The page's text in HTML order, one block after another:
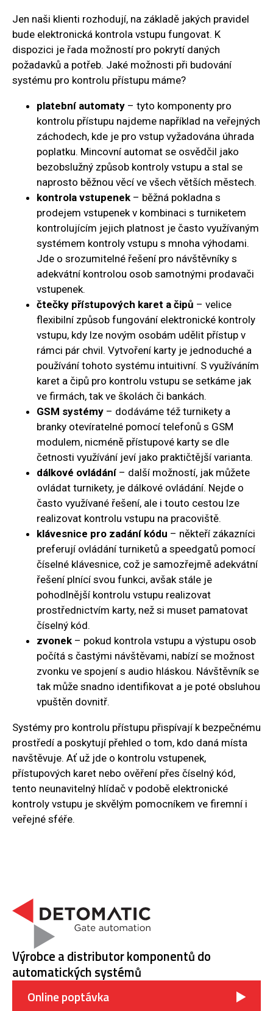
Jen naši klienti rozhodují, na základě jakých pravidel
bude elektronická kontrola vstupu fungovat. K
dispozici je řada možností pro pokrytí daných
požadavků a potřeb. Jaké možnosti při budování
systému pro kontrolu přístupu máme?
platební automaty – tyto komponenty pro
kontrolu přístupu najdeme například na veřejných
záchodech, kde je pro vstup vyžadována úhrada
poplatku. Mincovní automat se osvědčil jako
bezobslužný způsob kontroly vstupu a stal se
naprosto běžnou věcí ve všech větších městech.
kontrola vstupenek – běžná pokladna s
prodejem vstupenek v kombinaci s turniketem
kontrolujícím jejich platnost je často využívaným
systémem kontroly vstupu s mnoha výhodami.
Jde o srozumitelné řešení pro návštěvníky s
adekvátní kontrolou osob samotnými prodavači
vstupenek.
čtečky přístupových karet a čipů – velice
flexibilní způsob fungování elektronické kontroly
vstupu, kdy lze novým osobám udělit přístup v
rámci pár chvil. Vytvoření karty je jednoduché a
používání tohoto systému intuitivní. S využíváním
karet a čipů pro kontrolu vstupu se setkáme jak
ve firmách, tak ve školách či bankách.
GSM systémy – dodáváme též turnikety a
branky otevíratelné pomocí telefonů s GSM
modulem, nicméně přístupové karty se dle
četnosti využívání jeví jako praktičtější varianta.
dálkové ovládání – další možností, jak můžete
ovládat turnikety, je dálkové ovládání. Nejde o
často využívané řešení, ale i touto cestou lze
realizovat kontrolu vstupu na pracoviště.
klávesnice pro zadání kódu – někteří zákazníci
preferují ovládání turniketů a speedgatů pomocí
číselné klávesnice, což je samozřejmě adekvátní
řešení plnící svou funkci, avšak stále je
pohodlnější kontrolu vstupu realizovat
prostřednictvím karty, než si muset pamatovat
číselný kód.
zvonek – pokud kontrola vstupu a výstupu osob
počítá s častými návštěvami, nabízí se možnost
zvonku ve spojení s audio hláskou. Návštěvník se
tak může snadno identifikovat a je poté obsluhou
vpuštěn dovnitř.
Systémy pro kontrolu přístupu přispívají k bezpečnému
prostředí a poskytují přehled o tom, kdo daná místa
navštěvuje. Ať už jde o kontrolu vstupenek,
přístupových karet nebo ověření přes číselný kód,
tento neunavitelný hlídač v podobě elektronické
kontroly vstupu je skvělým pomocníkem ve firemní i
veřejné sféře.
Výrobce a distributor komponentů do
automatických systémů
Online poptávka